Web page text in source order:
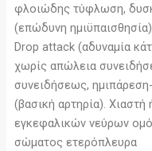
φλοιώδης τύφλωση,
(επώδυνη
Drop attack (αδυναμία
χωρίς απώλεια
συνειδήσεως,
(βασική αρτηρία).
εγκεφαλικών νεύρων
σώματος ετερόπλευρα